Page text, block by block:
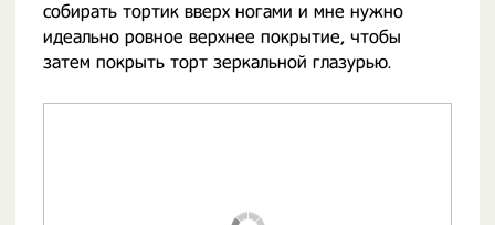
собирать тортик вверх ногами и мне нужно
идеально ровное верхнее покрытие, чтобы
затем покрыть торт зеркальной глазурью.